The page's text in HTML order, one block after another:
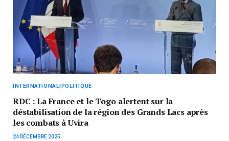
INTERNATIONAL|POLITIQUE
RDC : La France et le Togo alertent sur la
déstabilisation de la région des Grands Lacs après
les combats à Uvira
24 DÉCEMBRE 2025